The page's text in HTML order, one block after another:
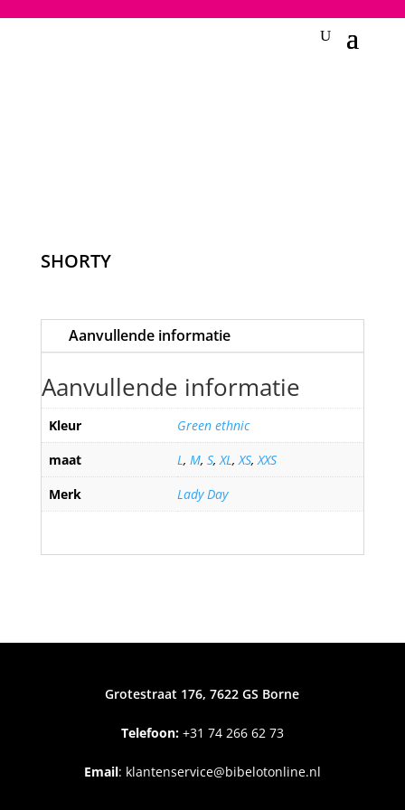
SHORTY
Aanvullende informatie
Aanvullende informatie
Kleur
Green ethnic
maat
L, M, S,XL,XS,XXS
Merk
Lady Day
Grotestraat 176, 7622 GS Borne
Telefoon:+31 74 266 62 73
Email: klantenservice@bibelotonline.nl